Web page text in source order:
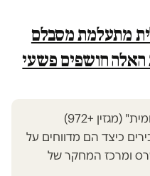
מתעלמת מסבלם
האלה חושפים פשעי
עיתונאים מ"הארץ", "שיחה מקומית" (מגזין +972)
כיצד הם מדווחים על
ומרכז המחקר של